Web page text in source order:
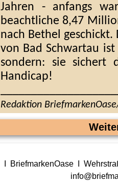
Jahren -anfangs
beachtliche 8,47
nach Bethel
von Bad Schwartau
sondern: sie sichert
Handicap!
Redaktion
I BriefmarkenOase I